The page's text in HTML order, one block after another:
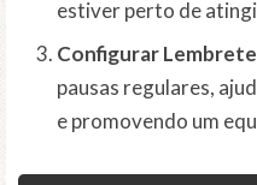
estiver perto de
Configurar
pausas regulares,
e promovendo um